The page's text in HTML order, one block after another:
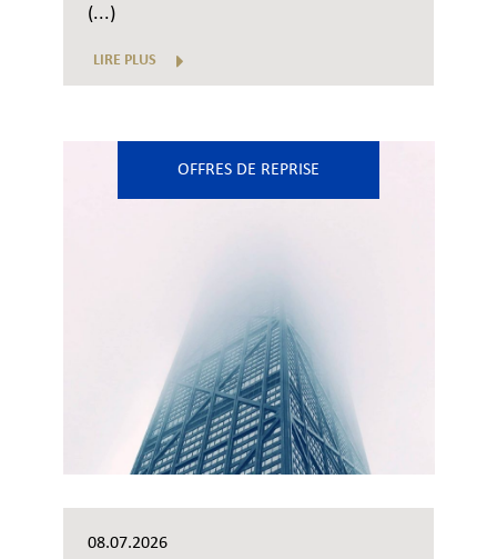
(...)
LIRE PLUS
OFFRES DE REPRISE
08.07.2026